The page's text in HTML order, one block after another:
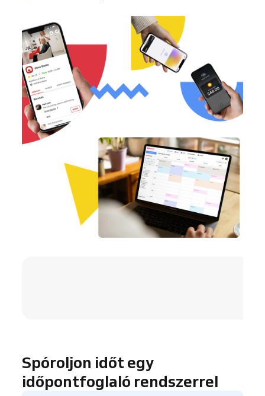
Spóroljon időt egy
időpontfoglaló rendszerrel